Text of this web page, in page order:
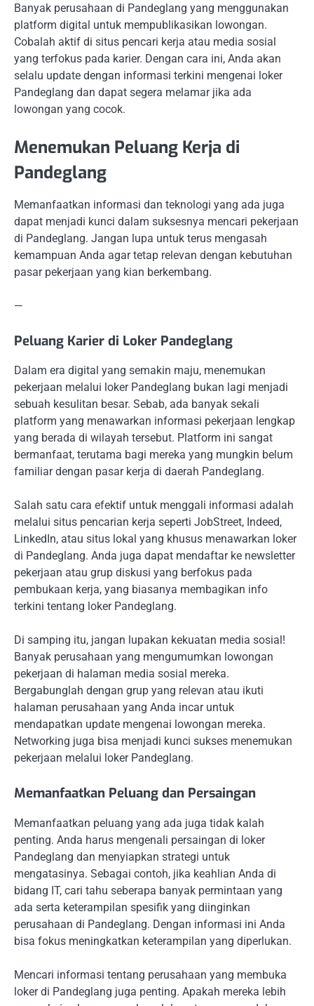
Banyak perusahaan di Pandeglang yang menggunakan
platform digital untuk mempublikasikan lowongan.
Cobalah aktif di situs pencari kerja atau media sosial
yang terfokus pada karier. Dengan cara ini, Anda akan
selalu update dengan informasi terkini mengenai loker
Pandeglang dan dapat segera melamar jika ada
lowongan yang cocok.
Menemukan Peluang Kerja di
Pandeglang
Memanfaatkan informasi dan teknologi yang ada juga
dapat menjadi kunci dalam suksesnya mencari pekerjaan
di Pandeglang. Jangan lupa untuk terus mengasah
kemampuan Anda agar tetap relevan dengan kebutuhan
pasar pekerjaan yang kian berkembang.
—
Peluang Karier di Loker Pandeglang
Dalam era digital yang semakin maju, menemukan
pekerjaan melalui loker Pandeglang bukan lagi menjadi
sebuah kesulitan besar. Sebab, ada banyak sekali
platform yang menawarkan informasi pekerjaan lengkap
yang berada di wilayah tersebut. Platform ini sangat
bermanfaat, terutama bagi mereka yang mungkin belum
familiar dengan pasar kerja di daerah Pandeglang.
Salah satu cara efektif untuk menggali informasi adalah
melalui situs pencarian kerja seperti JobStreet, Indeed,
LinkedIn, atau situs lokal yang khusus menawarkan loker
di Pandeglang. Anda juga dapat mendaftar ke newsletter
pekerjaan atau grup diskusi yang berfokus pada
pembukaan kerja, yang biasanya membagikan info
terkini tentang loker Pandeglang.
Di samping itu, jangan lupakan kekuatan media sosial!
Banyak perusahaan yang mengumumkan lowongan
pekerjaan di halaman media sosial mereka.
Bergabunglah dengan grup yang relevan atau ikuti
halaman perusahaan yang Anda incar untuk
mendapatkan update mengenai lowongan mereka.
Networking juga bisa menjadi kunci sukses menemukan
pekerjaan melalui loker Pandeglang.
Memanfaatkan Peluang dan Persaingan
Memanfaatkan peluang yang ada juga tidak kalah
penting. Anda harus mengenali persaingan di loker
Pandeglang dan menyiapkan strategi untuk
mengatasinya. Sebagai contoh, jika keahlian Anda di
bidang IT, cari tahu seberapa banyak permintaan yang
ada serta keterampilan spesifik yang diinginkan
perusahaan di Pandeglang. Dengan informasi ini Anda
bisa fokus meningkatkan keterampilan yang diperlukan.
Mencari informasi tentang perusahaan yang membuka
loker di Pandeglang juga penting. Apakah mereka lebih